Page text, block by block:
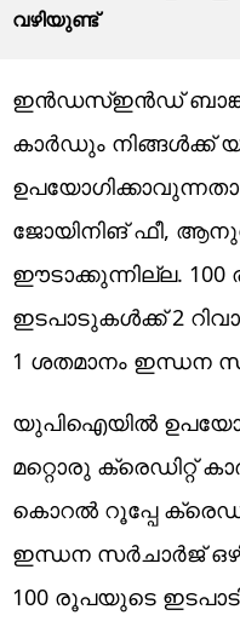
വഴിയുണ്ട്‌
ഇന്‍ഡസ്ഇന്‍ഡ് ബാങ്ക്
കാര്‍ഡും
ജോയിനിങ് ഫീ,
ഈടാക്കുന്നില്ല.
ഇടപാടുകള്‍ക്ക് 2
1 ശതമാനം ഇന്ധന
യുപിഐയില്‍
മറ്റൊരു
കൊറല്‍ റൂപ്പേ
ഇന്ധന സര്‍ചാര്‍ജ്
100 രൂപയുടെ